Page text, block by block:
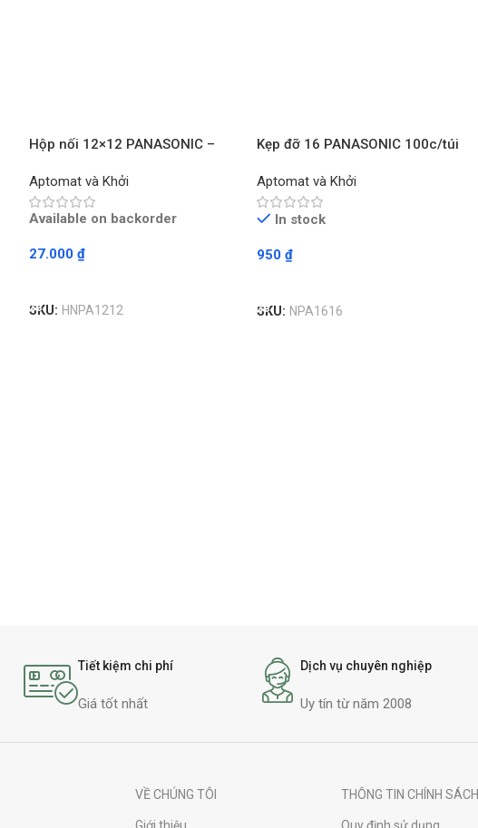
Hộp nối 12×12 PANASONIC –
Aptomat và Khởi
Available on backorder
27.000 ₫
SKU: HNPA1212
Kẹp đỡ 16 PANASONIC 100c/túi
Aptomat và Khởi
In stock
950 ₫
SKU: NPA1616
Tiết kiệm chi phí
Giá tốt nhất
Dịch vụ chuyên nghiệp
Uy tín từ năm 2008
VỀ CHÚNG TÔI THÔNG TIN CHÍNH SÁCH